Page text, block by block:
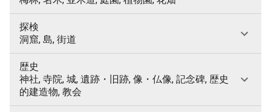
探検
洞窟, 島, 街道
歴史
神社, 寺院, 城, 遺跡・旧跡, 像・仏像, 記念碑, 歴史
的建造物, 教会